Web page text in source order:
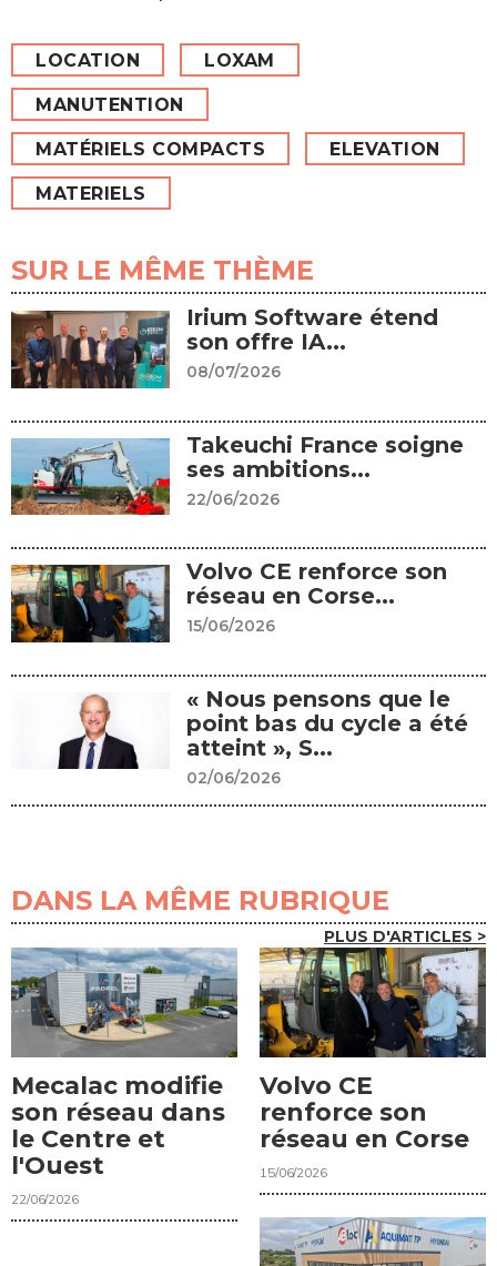
LOCATION LOXAM
MANUTENTION
MATÉRIELS COMPACTS ELEVATION
MATERIELS
SUR LE MÊME THÈME
Irium Software étend
son offre IA...
08/07/2026
Takeuchi France soigne
ses ambitions...
22/06/2026
Volvo CE renforce son
réseau en Corse...
15/06/2026
« Nous pensons que le
point bas du cycle a été
atteint », S...
02/06/2026
DANS LA MÊME RUBRIQUE
PLUS D'ARTICLES >
Mecalac modifie
son réseau dans
le Centre et
l'Ouest
22/06/2026
Volvo CE
renforce son
réseau en Corse
15/06/2026